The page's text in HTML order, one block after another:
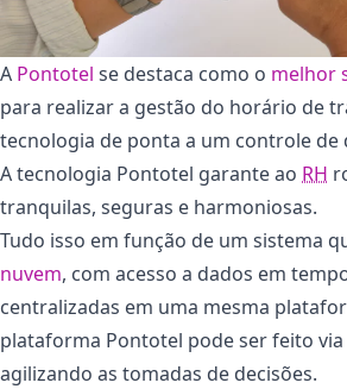
A Pontotel se destaca como o melhor
para realizar a gestão do horário de
tecnologia de ponta a um controle de
A tecnologia Pontotel garante ao RH
tranquilas, seguras e harmoniosas.
Tudo isso em função de um sistema
nuvem, com acesso a dados em
centralizadas em uma mesma
plataforma Pontotel pode ser feito
agilizando as tomadas de decisões.